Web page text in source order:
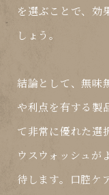
を選ぶことで、効
しょう。
結論として、無味
や利点を有する製
て非常に優れた選
ウスウォッシュが
待します。口腔ケ